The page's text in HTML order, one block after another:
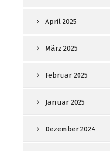
April 2025
März 2025
Februar 2025
Januar 2025
Dezember 2024